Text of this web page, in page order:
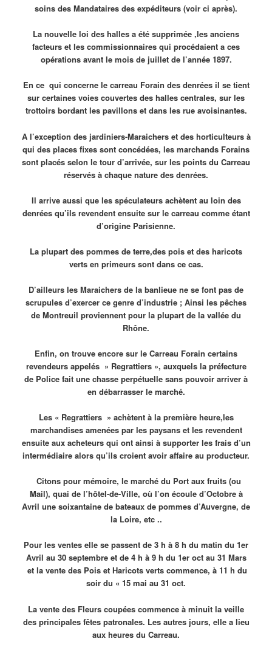
soins des Mandataires des expéditeurs (voir ci après).
La nouvelle loi des halles a été supprimée ,les anciens
facteurs et les commissionnaires qui procédaient a ces
opérations avant le mois de juillet de l’année 1897.
En ce qui concerne le carreau Forain des denrées il se tient
sur certaines voies couvertes des halles centrales, sur les
trottoirs bordant les pavillons et dans les rue avoisinantes.
A l’exception des jardiniers-Maraichers et des horticulteurs à
qui des places fixes sont concédées, les marchands Forains
sont placés selon le tour d’arrivée, sur les points du Carreau
réservés à chaque nature des denrées.
Il arrive aussi que les spéculateurs achètent au loin des
denrées qu’ils revendent ensuite sur le carreau comme étant
d’origine Parisienne.
La plupart des pommes de terre,des pois et des haricots
verts en primeurs sont dans ce cas.
D’ailleurs les Maraichers de la banlieue ne se font pas de
scrupules d’exercer ce genre d’industrie ; Ainsi les pêches
de Montreuil proviennent pour la plupart de la vallée du
Rhône.
Enfin, on trouve encore sur le Carreau Forain certains
revendeurs appelés » Regrattiers », auxquels la préfecture
de Police fait une chasse perpétuelle sans pouvoir arriver à
en débarrasser le marché.
Les « Regrattiers » achètent à la première heure,les
marchandises amenées par les paysans et les revendent
ensuite aux acheteurs qui ont ainsi à supporter les frais d’un
intermédiaire alors qu’ils croient avoir affaire au producteur.
Citons pour mémoire, le marché du Port aux fruits (ou
Mail), quai de l’hôtel-de-Ville, où l’on écoule d’Octobre à
Avril une soixantaine de bateaux de pommes d’Auvergne, de
la Loire, etc ..
Pour les ventes elle se passent de 3 h à 8 h du matin du 1er
Avril au 30 septembre et de 4 h à 9 h du 1er oct au 31 Mars
et la vente des Pois et Haricots verts commence, à 11 h du
soir du « 15 mai au 31 oct.
La vente des Fleurs coupées commence à minuit la veille
des principales fêtes patronales. Les autres jours, elle a lieu
aux heures du Carreau.